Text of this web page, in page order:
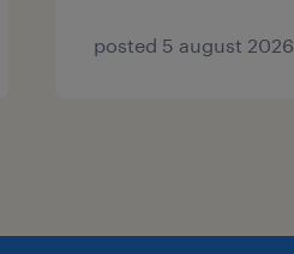
posted 5 august 2026